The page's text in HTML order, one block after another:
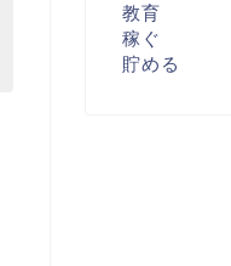
教育
稼ぐ
貯める